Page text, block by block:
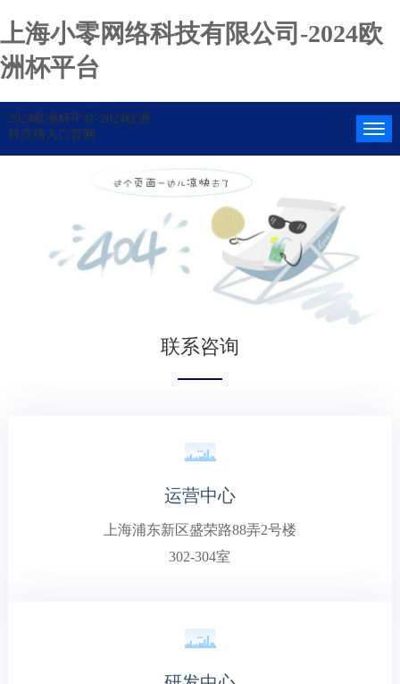
上海小零网络科技有限公司-2024欧
洲杯平台
2024欧洲杯平台-2024欧洲
杯竞猜入口官网
联系咨询
运营中心
上海浦东新区盛荣路88弄2号楼
302-304室